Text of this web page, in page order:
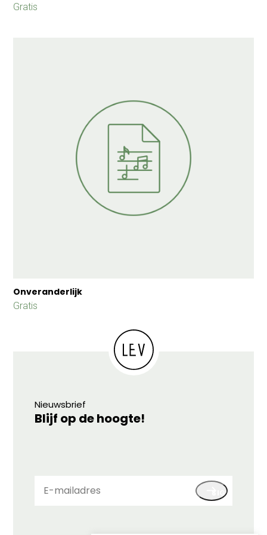
Gratis
Onveranderlijk
Gratis
Nieuwsbrief
Blijf op de hoogte!
SIGN UP